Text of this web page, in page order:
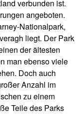
verbunden ist.
angeboten.
Nationalpark,
liegt. Der Park
der ältesten
man ebenso viele
Doch auch
Anzahl im
zu einem
Teile des Parks